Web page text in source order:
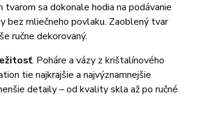
sa dokonale hodia na podávanie
bez mliečneho povlaku. Zaoblený tvar
ručne dekorovaný.
. Poháre a vázy z krištalínového
tie najkrajšie a najvýznamnejšie
detaily – od kvality skla až po ručné